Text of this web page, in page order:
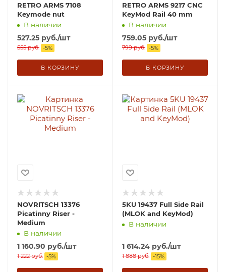
RETRO ARMS 7108
Keymode nut
В наличии
527.25 руб./шт
555руб. -5%
В КОРЗИНУ
RETRO ARMS 9217 CNC
KeyMod Rail 40 mm
В наличии
759.05 руб./шт
799руб. -5%
В КОРЗИНУ
NOVRITSCH 13376
Picatinny Riser -
Medium
В наличии
1 160.90 руб./шт
1 222руб. -5%
5KU 19437 Full Side Rail
(MLOK and KeyMod)
В наличии
1 614.24 руб./шт
1 888руб. -15%